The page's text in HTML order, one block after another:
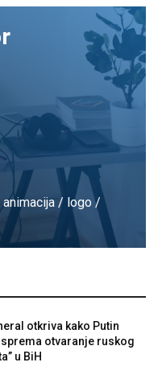
animacija / logo /
otkriva kako Putin
otvaranje ruskog
u BiH